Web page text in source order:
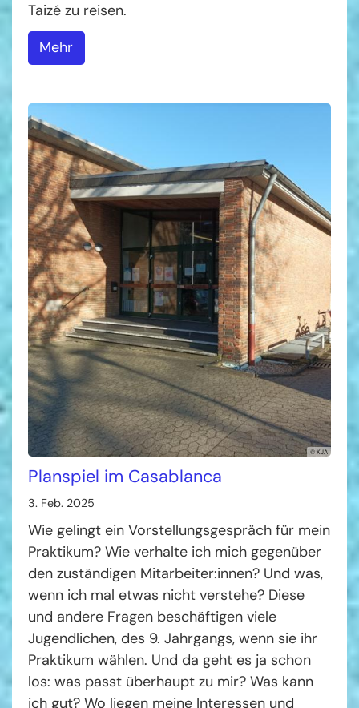
Taizé zu reisen.
Mehr
© KJA
Planspiel im Casablanca
3. Feb. 2025
Wie gelingt ein Vorstellungsgespräch für mein
Praktikum? Wie verhalte ich mich gegenüber
den zuständigen Mitarbeiter:innen? Und was,
wenn ich mal etwas nicht verstehe? Diese
und andere Fragen beschäftigen viele
Jugendlichen, des 9. Jahrgangs, wenn sie ihr
Praktikum wählen. Und da geht es ja schon
los: was passt überhaupt zu mir? Was kann
ich gut? Wo liegen meine Interessen und